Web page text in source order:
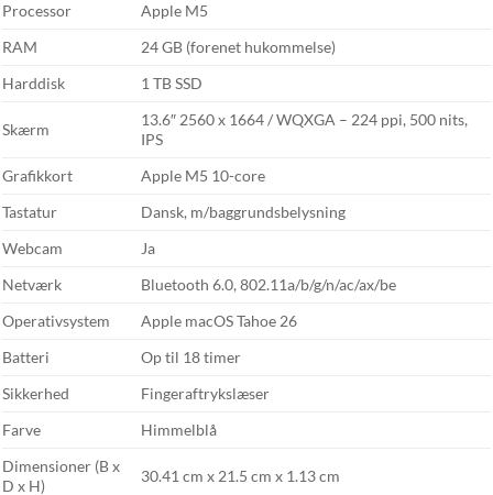
Processor
Apple M5
RAM
24 GB (forenet hukommelse)
Harddisk
1 TB SSD
Skærm
13.6″ 2560 x 1664 / WQXGA – 224 ppi, 500 nits,
IPS
Grafikkort
Apple M5 10-core
Tastatur
Dansk, m/baggrundsbelysning
Webcam
Ja
Netværk
Bluetooth 6.0, 802.11a/b/g/n/ac/ax/be
Operativsystem
Apple macOS Tahoe 26
Batteri
Op til 18 timer
Sikkerhed
Fingeraftrykslæser
Farve
Himmelblå
Dimensioner (B x
D x H)
30.41 cm x 21.5 cm x 1.13 cm